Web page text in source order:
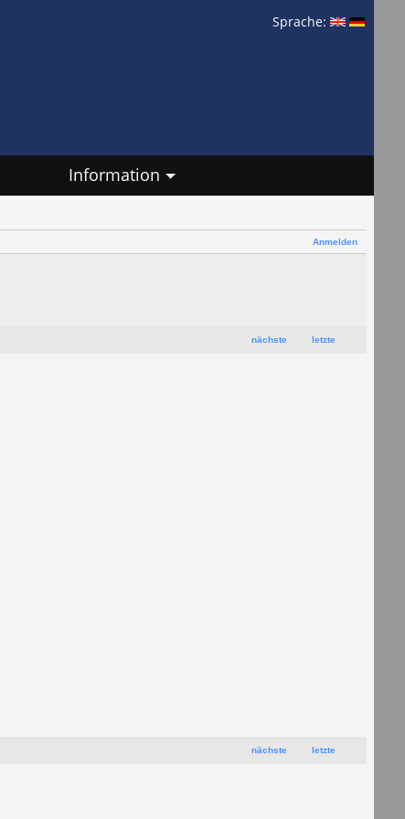
Sprache:
Information
Anmelden
nächste letzte
nächste letzte